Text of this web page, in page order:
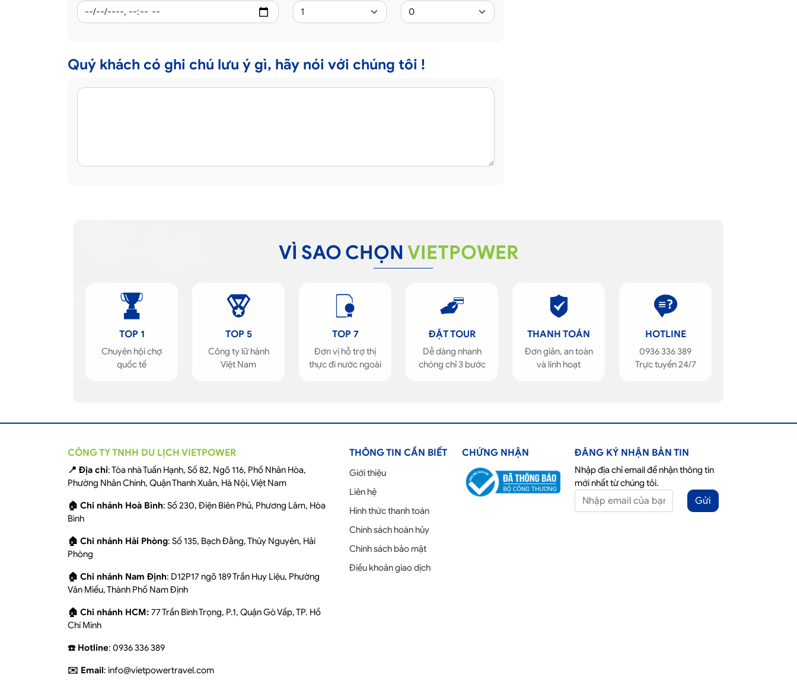
Quý khách có ghi chú lưu ý gì, hãy nói với chúng tôi !
VÌ SAO CHỌN VIETPOWER
TOP 1
Chuyên hội chợ
quốc tế
TOP 5
Công ty lữ hành
Việt Nam
TOP 7
Đơn vị hỗ trợ thị
thực đi nước ngoài
ĐẶT TOUR
Dễ dàng nhanh
chóng chỉ 3 bước
THANH TOÁN
Đơn giản, an toàn
và linh hoạt
HOTLINE
0936 336 389
Trực tuyến 24/7
CÔNG TY TNHH DU LỊCH VIETPOWER
📍 Địa chỉ: Tòa nhà Tuấn Hạnh, Số 82, Ngõ 116, Phố Nhân Hòa,
Phường Nhân Chính, Quận Thanh Xuân, Hà Nội, Việt Nam
🏠 Chi nhánh Hoà Bình: Số 230, Điện Biên Phủ, Phương Lâm, Hòa
Bình
🏠 Chi nhánh Hải Phòng: Số 135, Bạch Đằng, Thủy Nguyên, Hải
Phòng
🏠 Chi nhánh Nam Định: D12P17 ngõ 189 Trần Huy Liệu, Phường
Văn Miếu, Thành Phố Nam Định
🏠 Chi nhánh HCM: 77 Trần Bình Trọng, P.1, Quận Gò Vấp, TP. Hồ
Chí Minh
☎️ Hotline: 0936 336 389
✉️ Email: info@vietpowertravel.com
THÔNG TIN CẦN BIẾT
Giới thiệu
Liên hệ
Hình thức thanh toán
Chính sách hoàn hủy
Chính sách bảo mật
Điều khoản giao dịch
CHỨNG NHẬN ĐĂNG KÝ NHẬN BẢN TIN
Nhập địa chỉ email để nhận thông tin
mới nhất từ chúng tôi.
Gửi